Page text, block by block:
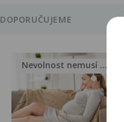
DOPORUČUJEME
Nevolnost nemusí být nutnou...